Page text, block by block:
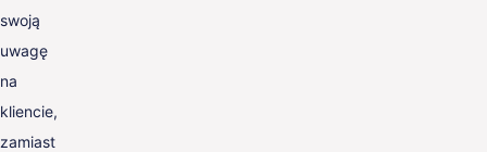
swoją
uwagę
na
kliencie,
zamiast